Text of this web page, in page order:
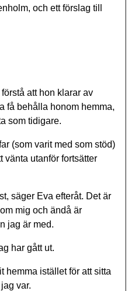
och ett förslag till
att hon klarar av
få behålla honom hemma,
som tidigare.
(som varit med som stöd)
vänta utanför fortsätter
säger Eva efteråt. Det är
mig och ändå är
jag är med.
har gått ut.
hemma istället för att sitta
var.